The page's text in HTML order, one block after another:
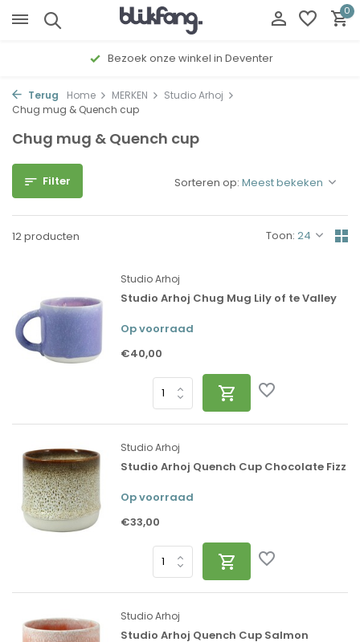
0
Bezoek onze winkel in Deventer
Terug Home MERKEN
Studio Arhoj
Chug mug & Quench cup
Chug mug & Quench cup
Filter
12 producten Toon:
Sorteren op:
Studio Arhoj
Studio Arhoj Chug Mug Lily of te Valley
Op voorraad
€40,00
Studio Arhoj
Studio Arhoj Quench Cup Chocolate Fizz
Op voorraad
€33,00
Studio Arhoj
Studio Arhoj Quench Cup Salmon